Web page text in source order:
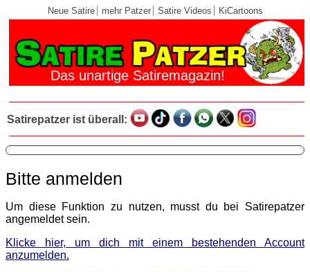
Neue Satire mehr Patzer Satire Videos KiCartoons
Das unartige Satiremagazin!
Satirepatzer ist überall:
Bitte anmelden
Um diese Funktion zu nutzen, musst du bei Satirepatzer
angemeldet sein.
Klicke hier, um dich mit einem bestehenden Account
anzumelden.